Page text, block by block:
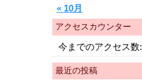
« 10月
アクセスカウンター
今までのアクセス数:
最近の投稿